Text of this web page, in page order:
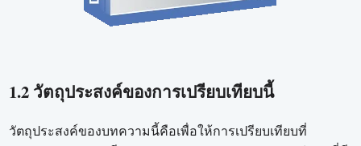
1.2 วัตถุประสงค์ของการเปรียบเทียบนี้
วัตถุประสงค์ของบทความนี้คือเพื่อให้การเปรียบเทียบที่